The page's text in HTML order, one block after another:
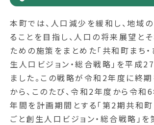
本町では、人口減少を緩和し、地域
ることを目指し、人口の将来展望と
ための施策をまとめた「共和町まち・
生人口ビジョン・総合戦略」を平成
ました。この戦略が令和2年度に終期
から、このたび、令和2年度から令和
年間を計画期間とする「第2期共和町
ごと創生人口ビジョン・総合戦略」